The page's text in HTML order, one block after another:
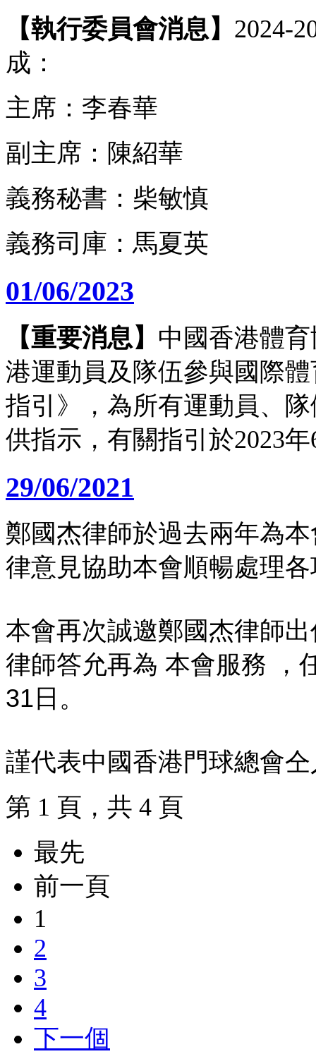
【執行委員會消息】 2024-
成：
主席：李春華
副主席：陳紹華
義務秘書：柴敏慎
義務司庫：馬夏英
01/06/2023
【重要消息】 中國香港體
港運動員及隊伍參與國際
指引》，為所有運動員、
供指示，有關指引於2023
29/06/2021
鄭國杰律師於過去兩年為
律意見協助本會順暢處理
本會再次誠邀鄭國杰律師
律師答允再為 本會服務 ，
31 日。
謹代表中國香港門球總會
第 1 頁，共 4 頁
最先
前一頁
1
2
3
4
下一個